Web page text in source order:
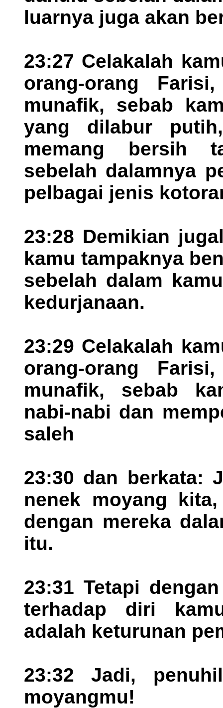
luarnya juga akan
23:27 Celakalah
orang-orang
munafik, sebab
yang dilabur
memang bersih
sebelah dalamnya
pelbagai jenis
23:28 Demikian
kamu tampaknya
sebelah dalam
kedurjanaan.
23:29 Celakalah
orang-orang
munafik, sebab
nabi-nabi dan
saleh
23:30 dan berkata:
nenek moyang
dengan mereka
itu.
23:31 Tetapi
terhadap diri
adalah keturunan
23:32 Jadi,
moyangmu!